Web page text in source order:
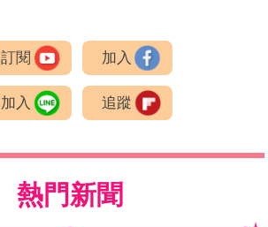
訂閱 加入
加入 追蹤
熱門新聞